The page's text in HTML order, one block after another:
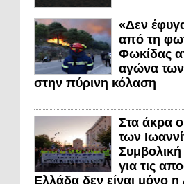
«Δεν
από τη
Φωκίδας
αγώνα
στην πύρινη κόλαση
Στα άκρα
των
Συμβολική
για τις
Ελλάδα δεν είναι μόνο